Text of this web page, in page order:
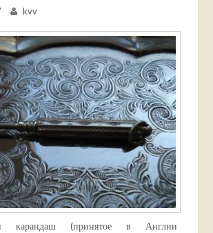
kvv
карандаш (принятое в Англии